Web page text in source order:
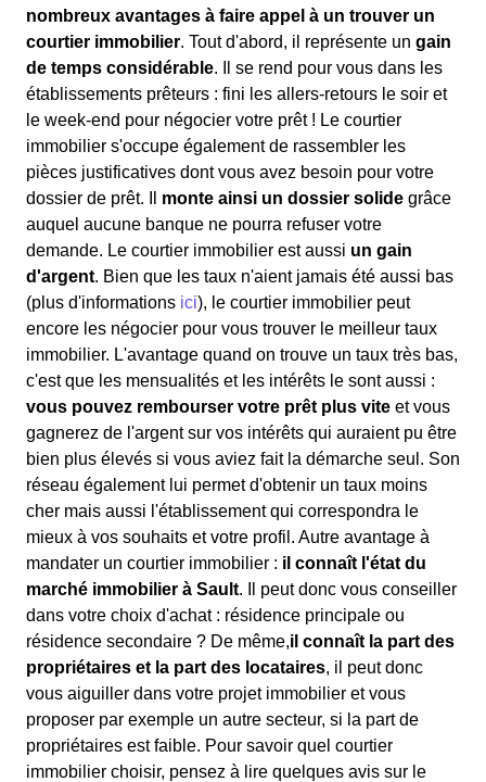
nombreux avantages à faire appel à un trouver un
courtier immobilier. Tout d'abord, il représente un gain
de temps considérable. Il se rend pour vous dans les
établissements prêteurs : fini les allers-retours le soir et
le week-end pour négocier votre prêt ! Le courtier
immobilier s'occupe également de rassembler les
pièces justificatives dont vous avez besoin pour votre
dossier de prêt. Il monte ainsi un dossier solide grâce
auquel aucune banque ne pourra refuser votre
demande. Le courtier immobilier est aussi un gain
d'argent. Bien que les taux n'aient jamais été aussi bas
(plus d'informations ici), le courtier immobilier peut
encore les négocier pour vous trouver le meilleur taux
immobilier. L'avantage quand on trouve un taux très bas,
c'est que les mensualités et les intérêts le sont aussi :
vous pouvez rembourser votre prêt plus vite et vous
gagnerez de l'argent sur vos intérêts qui auraient pu être
bien plus élevés si vous aviez fait la démarche seul. Son
réseau également lui permet d'obtenir un taux moins
cher mais aussi l'établissement qui correspondra le
mieux à vos souhaits et votre profil. Autre avantage à
mandater un courtier immobilier : il connaît l'état du
marché immobilier à Sault. Il peut donc vous conseiller
dans votre choix d'achat : résidence principale ou
résidence secondaire ? De même,il connaît la part des
propriétaires et la part des locataires, il peut donc
vous aiguiller dans votre projet immobilier et vous
proposer par exemple un autre secteur, si la part de
propriétaires est faible. Pour savoir quel courtier
immobilier choisir, pensez à lire quelques avis sur le